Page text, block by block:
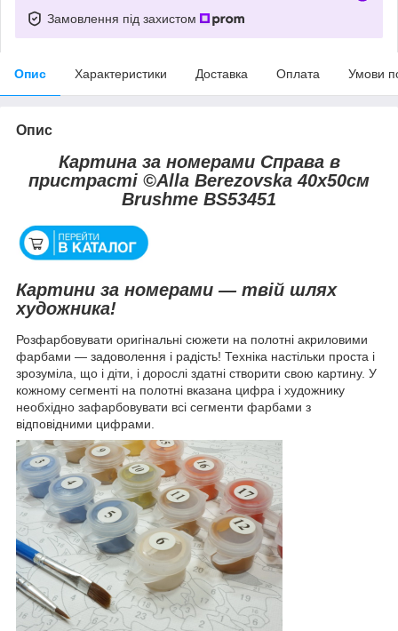
Замовлення під захистом
Опис Характеристики Доставка Оплата Умови
Опис
Картина за номерами Справа в
пристрасті ©Alla Berezovska 40х50см
Brushme BS53451
Картини за номерами — твій шлях
художника!
Розфарбовувати оригінальні сюжети на полотні акриловими
фарбами — задоволення і радість! Техніка настільки проста і
зрозуміла, що і діти, і дорослі здатні створити свою картину. У
кожному сегменті на полотні вказана цифра і художнику
необхідно зафарбовувати всі сегменти фарбами з
відповідними цифрами.